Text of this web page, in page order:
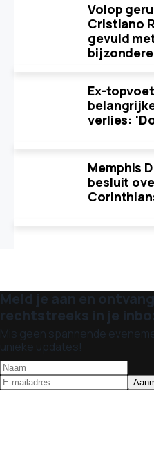
Volop
Cristiano
gevuld
Ex-
verlies:
Memphis
besluit
Meld je aan en
rechtstreeks in je
Mis geen spannende
unieke updates!